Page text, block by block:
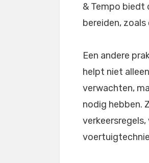
& Tempo biedt
bereiden,
Een andere
helpt niet
verwachten,
nodig hebben.